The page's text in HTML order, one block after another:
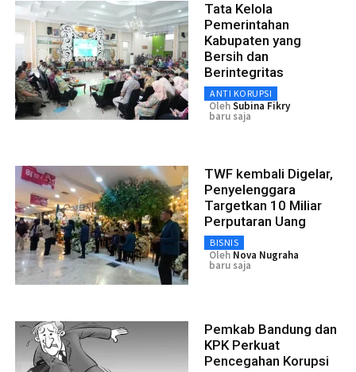
Tata Kelola
Pemerintahan
Kabupaten yang
Bersih dan
Berintegritas
ANTI KORUPSI
OlehSubina Fikry
baru saja
TWF kembali Digelar,
Penyelenggara
Targetkan 10 Miliar
Perputaran Uang
BISNIS
Oleh Nova Nugraha
baru saja
Pemkab Bandung dan
KPK Perkuat
Pencegahan Korupsi